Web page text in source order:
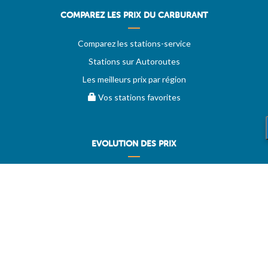
COMPAREZ LES PRIX DU CARBURANT
Comparez les stations-service
Stations sur Autoroutes
Les meilleurs prix par région
Vos stations favorites
EVOLUTION DES PRIX